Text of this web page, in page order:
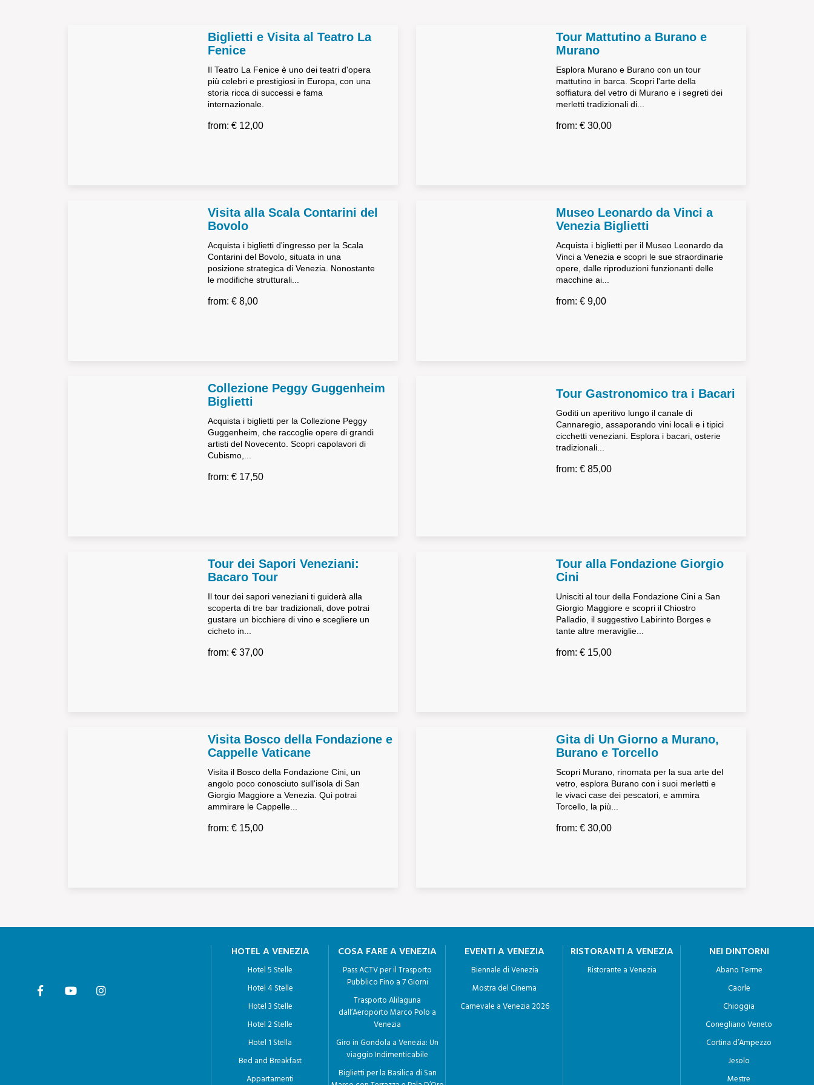
Biglietti e Visita al Teatro La
Fenice
Il Teatro La Fenice è uno dei teatri d'opera
più celebri e prestigiosi in Europa, con una
storia ricca di successi e fama
internazionale.
from: € 12,00
Tour Mattutino a Burano e
Murano
Esplora Murano e Burano con un tour
mattutino in barca. Scopri l'arte della
soffiatura del vetro di Murano e i segreti dei
merletti tradizionali di...
from: € 30,00
Visita alla Scala Contarini del
Bovolo
Acquista i biglietti d'ingresso per la Scala
Contarini del Bovolo, situata in una
posizione strategica di Venezia. Nonostante
le modifiche strutturali...
from: € 8,00
Museo Leonardo da Vinci a
Venezia Biglietti
Acquista i biglietti per il Museo Leonardo da
Vinci a Venezia e scopri le sue straordinarie
opere, dalle riproduzioni funzionanti delle
macchine ai...
from: € 9,00
Collezione Peggy Guggenheim
Biglietti
Acquista i biglietti per la Collezione Peggy
Guggenheim, che raccoglie opere di grandi
artisti del Novecento. Scopri capolavori di
Cubismo,...
from: € 17,50
Tour Gastronomico tra i Bacari
Goditi un aperitivo lungo il canale di
Cannaregio, assaporando vini locali e i tipici
cicchetti veneziani. Esplora i bacari, osterie
tradizionali...
from: € 85,00
Tour dei Sapori Veneziani:
Bacaro Tour
Il tour dei sapori veneziani ti guiderà alla
scoperta di tre bar tradizionali, dove potrai
gustare un bicchiere di vino e scegliere un
cicheto in...
from: € 37,00
Tour alla Fondazione Giorgio
Cini
Unisciti al tour della Fondazione Cini a San
Giorgio Maggiore e scopri il Chiostro
Palladio, il suggestivo Labirinto Borges e
tante altre meraviglie...
from: € 15,00
Visita Bosco della Fondazione e
Cappelle Vaticane
Visita il Bosco della Fondazione Cini, un
angolo poco conosciuto sull'isola di San
Giorgio Maggiore a Venezia. Qui potrai
ammirare le Cappelle...
from: € 15,00
Gita di Un Giorno a Murano,
Burano e Torcello
Scopri Murano, rinomata per la sua arte del
vetro, esplora Burano con i suoi merletti e
le vivaci case dei pescatori, e ammira
Torcello, la più...
from: € 30,00
HOTEL A VENEZIA
Hotel 5 Stelle
Hotel 4 Stelle
Hotel 3 Stelle
Hotel 2 Stelle
Hotel 1 Stella
Bed and Breakfast
Appartamenti
COSA FARE A VENEZIA
Pass ACTV per il Trasporto
Pubblico Fino a 7 Giorni
Trasporto Alilaguna
dall’Aeroporto Marco Polo a
Venezia
Giro in Gondola a Venezia: Un
viaggio Indimenticabile
Biglietti per la Basilica di San
EVENTI A VENEZIA
Biennale di Venezia
Mostra del Cinema
Carnevale a Venezia 2026
RISTORANTI A VENEZIA
Ristorante a Venezia
NEI DINTORNI
Abano Terme
Caorle
Chioggia
Conegliano Veneto
Cortina d’Ampezzo
Jesolo
Mestre